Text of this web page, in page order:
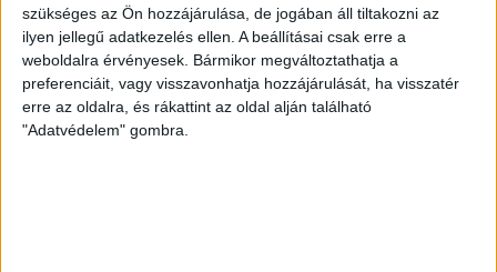
szükséges az Ön hozzájárulása, de jogában áll tiltakozni az
ilyen jellegű adatkezelés ellen. A beállításai csak erre a
weboldalra érvényesek. Bármikor megváltoztathatja a
preferenciáit, vagy visszavonhatja hozzájárulását, ha visszatér
erre az oldalra, és rákattint az oldal alján található
"Adatvédelem" gombra.
Ez a termék jelenleg nincs készleten és nem megvásárolható.
Cikkszám:N/A Kategóriák:Egyéb,Hivatalos ruházat